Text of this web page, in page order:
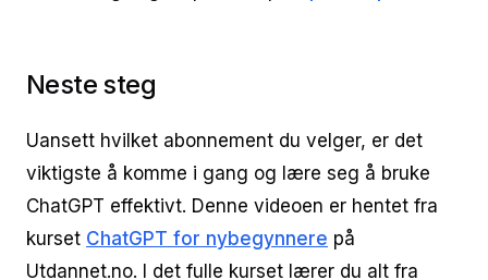
Neste steg
Uansett hvilket abonnement du velger, er det
viktigste å komme i gang og lære seg å bruke
ChatGPT effektivt. Denne videoen er hentet fra
kurset ChatGPT for nybegynnere på
Utdannet.no. I det fulle kurset lærer du alt fra